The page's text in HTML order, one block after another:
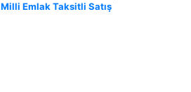
Milli Emlak Taksitli Satış